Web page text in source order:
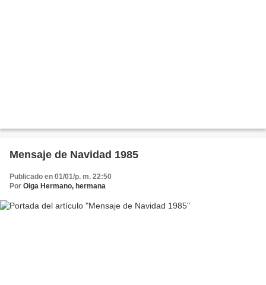
Mensaje de Navidad 1985
Publicado en 01/01/p. m. 22:50
Por Oiga Hermano, hermana